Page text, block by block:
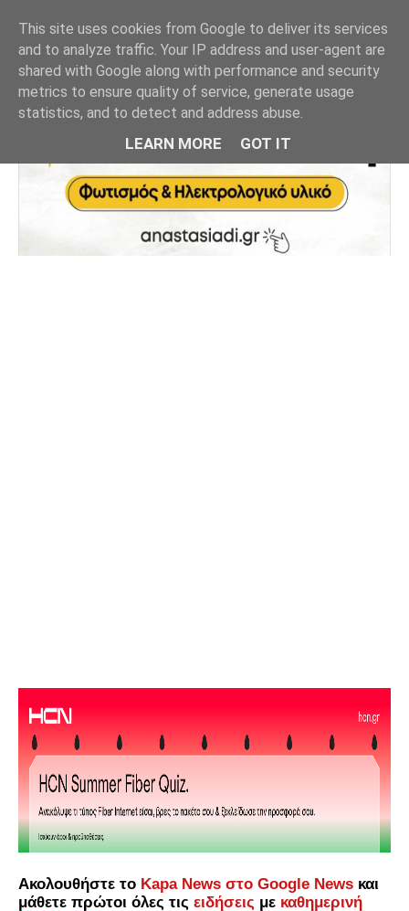
Ακολουθήστε το Kapa News στο Google News και
μάθετε πρώτοι όλες τις ειδήσεις με καθημερινή
This site uses cookies from Google to deliver its services
and to analyze traffic. Your IP address and user-agent are
shared with Google along with performance and security
metrics to ensure quality of service, generate usage
statistics, and to detect and address abuse.
LEARN MORE GOT IT